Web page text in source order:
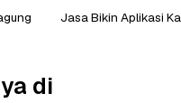
Jasa Bikin Aplikasi
di